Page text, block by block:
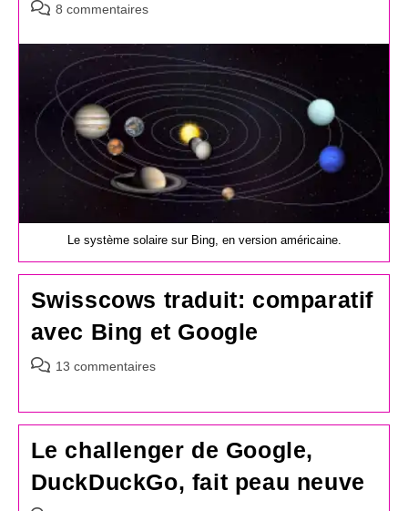
Commentaires
la
publication :
8 commentaires
Le système solaire sur Bing, en version américaine.
Swisscows traduit: comparatif
avec Bing et Google
Commentaires
publication :
13 commentaires
Le challenger de Google,
DuckDuckGo, fait peau neuve